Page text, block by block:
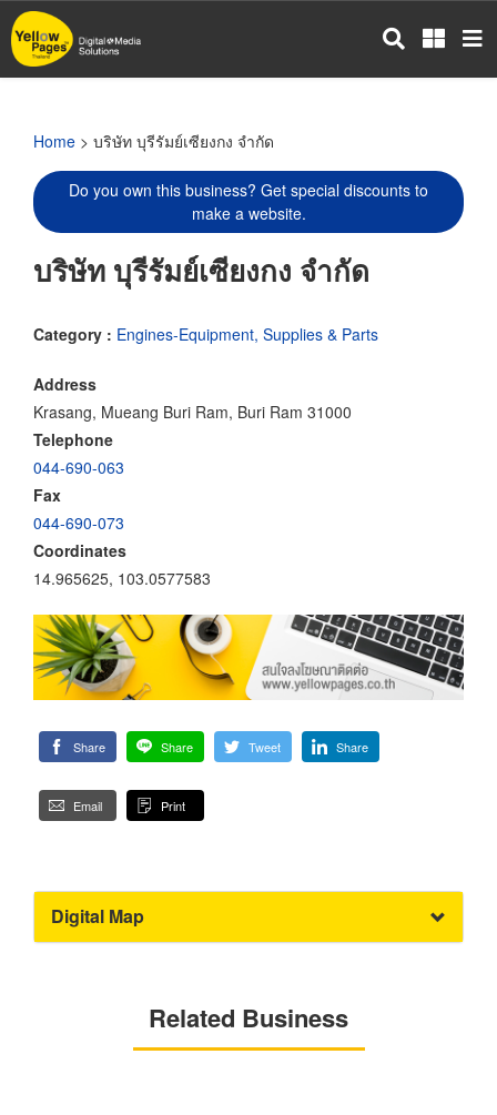
Skip
to
main
Home > บริษัท บุรีรัมย์เซียงกง จำกัด
Do you own this business? Get special discounts to
make a website.
บริษัท บุรีรัมย์เซียงกง จำกัด
Category : Engines-Equipment, Supplies & Parts
Address
Krasang, Mueang Buri Ram, Buri Ram 31000
Telephone
044-690-063
Fax
044-690-073
Coordinates
14.965625, 103.0577583
Share Share Tweet Share
Email Print
Digital Map
Related Business